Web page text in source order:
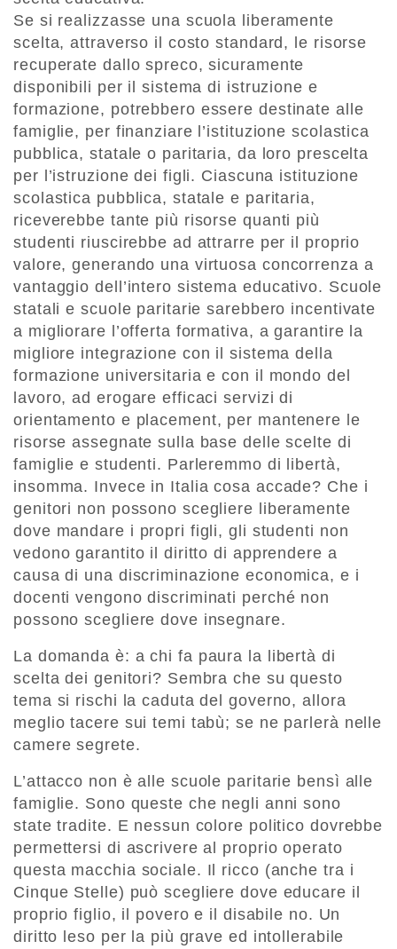
Se si realizzasse una scuola liberamente
scelta, attraverso il costo standard, le risorse
recuperate dallo spreco, sicuramente
disponibili per il sistema di istruzione e
formazione, potrebbero essere destinate alle
famiglie, per finanziare l’istituzione scolastica
pubblica, statale o paritaria, da loro prescelta
per l’istruzione dei figli. Ciascuna istituzione
scolastica pubblica, statale e paritaria,
riceverebbe tante più risorse quanti più
studenti riuscirebbe ad attrarre per il proprio
valore, generando una virtuosa concorrenza a
vantaggio dell’intero sistema educativo. Scuole
statali e scuole paritarie sarebbero incentivate
a migliorare l’offerta formativa, a garantire la
migliore integrazione con il sistema della
formazione universitaria e con il mondo del
lavoro, ad erogare efficaci servizi di
orientamento e placement, per mantenere le
risorse assegnate sulla base delle scelte di
famiglie e studenti. Parleremmo di libertà,
insomma. Invece in Italia cosa accade? Che i
genitori non possono scegliere liberamente
dove mandare i propri figli, gli studenti non
vedono garantito il diritto di apprendere a
causa di una discriminazione economica, e i
docenti vengono discriminati perché non
possono scegliere dove insegnare.
La domanda è: a chi fa paura la libertà di
scelta dei genitori? Sembra che su questo
tema si rischi la caduta del governo, allora
meglio tacere sui temi tabù; se ne parlerà nelle
camere segrete.
L’attacco non è alle scuole paritarie bensì alle
famiglie. Sono queste che negli anni sono
state tradite. E nessun colore politico dovrebbe
permettersi di ascrivere al proprio operato
questa macchia sociale. Il ricco (anche tra i
Cinque Stelle) può scegliere dove educare il
proprio figlio, il povero e il disabile no. Un
diritto leso per la più grave ed intollerabile